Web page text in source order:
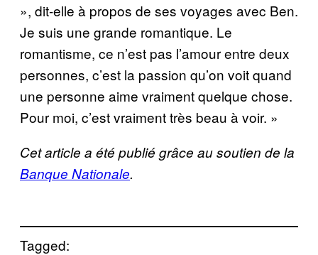
», dit-elle à propos de ses voyages avec Ben.
Je suis une grande romantique. Le
romantisme, ce n’est pas l’amour entre deux
personnes, c’est la passion qu’on voit quand
une personne aime vraiment quelque chose.
Pour moi, c’est vraiment très beau à voir. »
Cet article a été publié grâce au soutien de la
Banque Nationale.
Tagged: